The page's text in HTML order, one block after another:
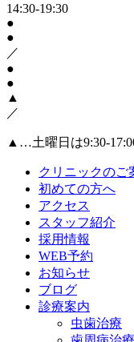
14:30-19:30
●
●
／
●
●
▲
／
▲…土曜日は9:30-
クリニックのご
初めての方へ
アクセス
スタッフ紹介
採用情報
WEB予約
お知らせ
ブログ
診療案内
虫歯治療